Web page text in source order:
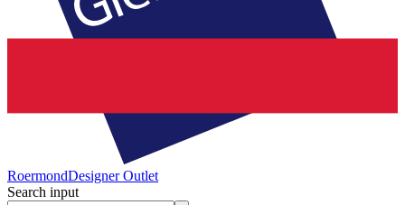
RoermondDesigner Outlet
Search input